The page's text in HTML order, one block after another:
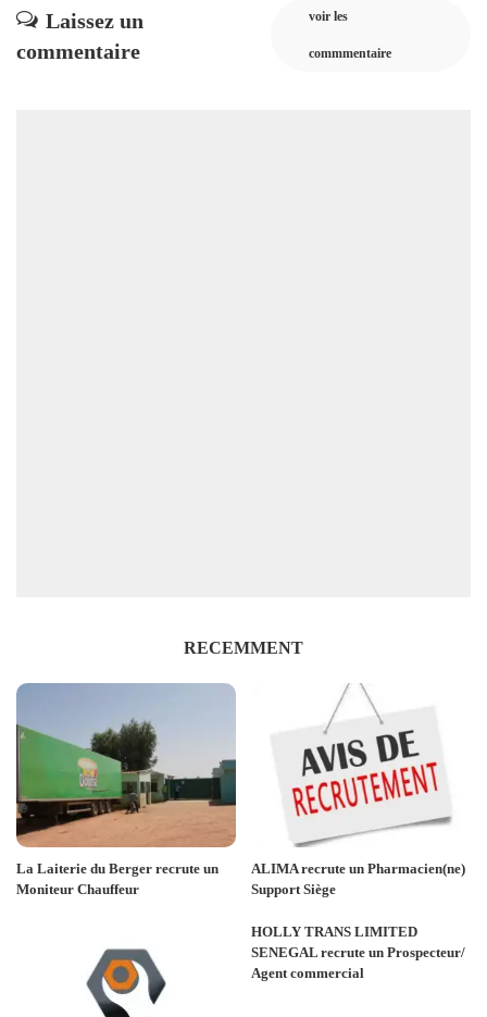
Laissez un
commentaire
voir les
commmentaire
RECEMMENT
La Laiterie du Berger recrute un
Moniteur Chauffeur
ALIMA recrute un Pharmacien(ne)
Support Siège
HOLLY TRANS LIMITED
SENEGAL recrute un Prospecteur/
Agent commercial